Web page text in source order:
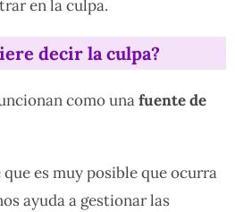
en la culpa.
decir la culpa?
como unafuente de
es muy posible que ocurra
ayuda a gestionar las